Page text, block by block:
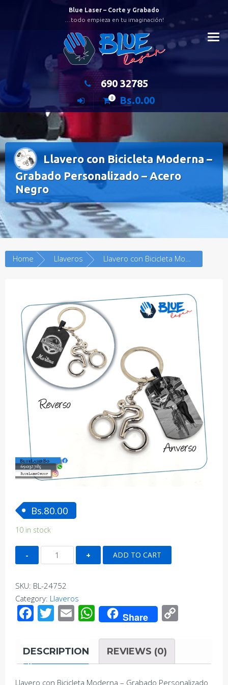
Blue Laser – Corte y Grabado
…todo empieza en tu imaginación!
690 32785
0 Bs.0.00
Llavero con Bicicleta Moderna –
Grabado Personalizado – Acero
Negro
Home Llaveros Llavero con Bicicleta Moderna – Grabado Personalizado – Acero Negro
Bs.80.00
10 in stock
Llavero
con
Moderna
-
Grabado
Acero
Negro
quantity
ADD TO CART
SKU: BL-24752
Category: Llaveros
Facebook
Twitter
EmailWhatsApp
Share
DESCRIPTION REVIEWS (0)
Llavero con Bicicleta Moderna – Grabado Personalizado